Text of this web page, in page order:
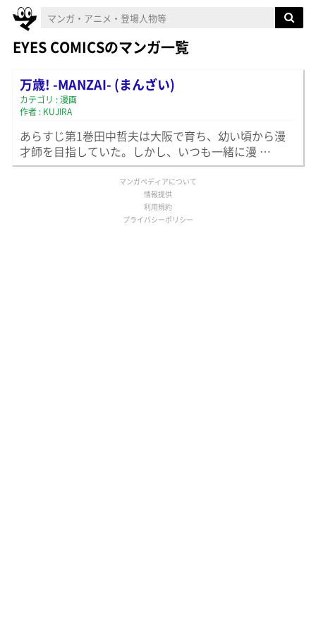
EYES COMICSのマンガ一覧
万歳! -MANZAI- (まんざい)
カテゴリ : 漫画
作者 : KUJIRA
あらすじ第1巻田中哲夫は大阪で育ち、幼い頃から漫
才師を目指していた。しかし、いつも一緒に漫 …
マンガペディアについて
情報提供
利用規約
プライバシーポリシー